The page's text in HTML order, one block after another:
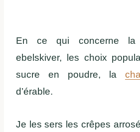
En ce qui concerne la
ebelskiver, les choix
sucre en poudre, la
d’érable.
Je les sers les crêpes